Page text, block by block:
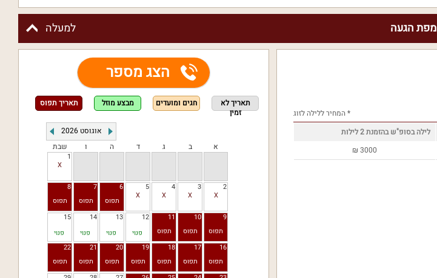
למעלה מפת הגעה
הצג מספר
תאריך לא
זמין
חגים ומועדים מבצע מוזל תאריך תפוס
אוגוסט 2026
א
ב ג ד ה ו שבת
1
2
3
4
5
6
7
8
9
10
11
12
פנוי
13
פנוי
14
פנוי
15
פנוי
16
17
18
19
20
21
22
* המחיר ללילה לזוג
לילה בסופ"ש בהזמנת 2 לילות
3000
₪